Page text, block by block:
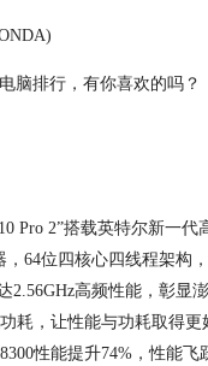
Pro 2”搭载英特尔新一
，64位四核心四线程架构
2.56GHz高频性能，彰显
耗，让性能与功耗取得更
性能提升74%，性能飞